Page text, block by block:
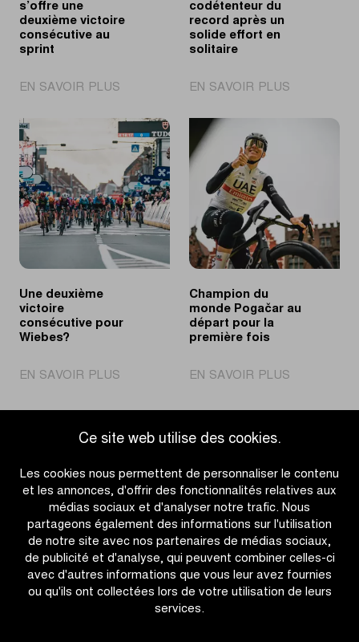
Ce site web utilise des cookies.
Les cookies nous permettent de personnaliser le contenu
et les annonces, d'offrir des fonctionnalités relatives aux
médias sociaux et d'analyser notre trafic. Nous
partageons également des informations sur l'utilisation
de notre site avec nos partenaires de médias sociaux,
de publicité et d'analyse, qui peuvent combiner celles-ci
avec d'autres informations que vous leur avez fournies
ou qu'ils ont collectées lors de votre utilisation de leurs
services.
s’offre une
deuxième victoire
consécutive au
sprint
EN SAVOIR PLUS
impériale
s’offre
une
deuxième
victoire
consécutive
au
codétenteur du
record après un
solide effort en
solitaire
EN SAVOIR PLUS
codétenteur
solide
effort
en
solitaire
Une deuxième
victoire
consécutive pour
Wiebes?
EN SAVOIR PLUS
deuxième
consécutive
Wiebes?
Champion du
monde Pogačar au
départ pour la
première fois
EN SAVOIR PLUS
du
départ
pour
la
première